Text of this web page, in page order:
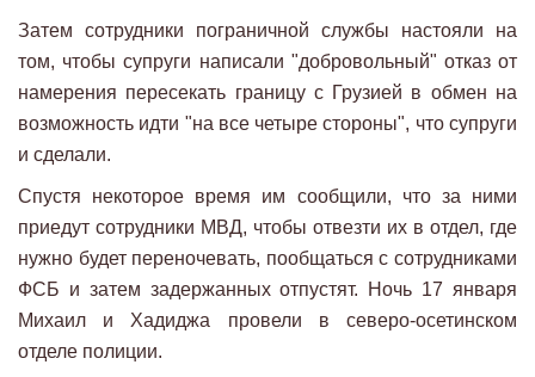
Затем сотрудники пограничной службы настояли на
том, чтобы супруги написали "добровольный" отказ от
намерения пересекать границу с Грузией в обмен на
возможность идти "на все четыре стороны", что супруги
и сделали.
Спустя некоторое время им сообщили, что за ними
приедут сотрудники МВД, чтобы отвезти их в отдел, где
нужно будет переночевать, пообщаться с сотрудниками
ФСБ и затем задержанных отпустят. Ночь 17 января
Михаил и Хадиджа провели в северо-осетинском
отделе полиции.